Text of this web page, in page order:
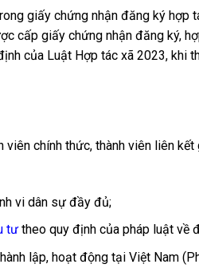
giấy chứng nhận đăng ký hợp
cấp giấy chứng nhận đăng ký,
của Luật Hợp tác xã 2023, khi
chính thức, thành viên liên kết
vi dân sự đầy đủ;
tưtheo quy định của pháp luật về
lập, hoạt động tại Việt Nam